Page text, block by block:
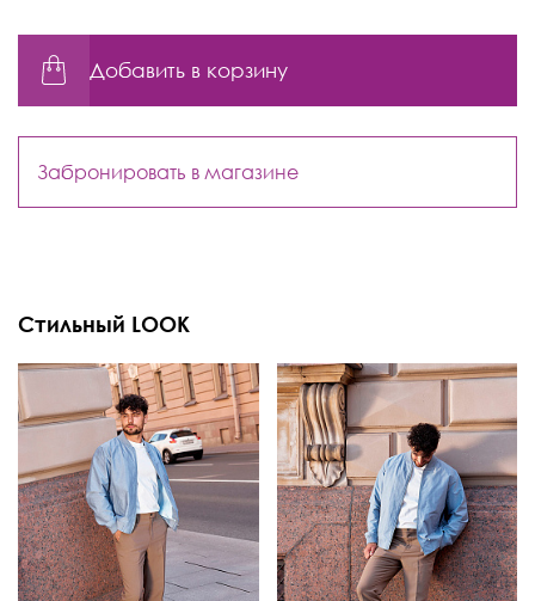
Добавить в корзину
Забронировать в магазине
Стильный LOOK